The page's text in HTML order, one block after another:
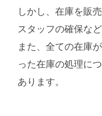
しかし、在庫を販
スタッフの確保な
また、全ての在庫
った在庫の処理に
あります。